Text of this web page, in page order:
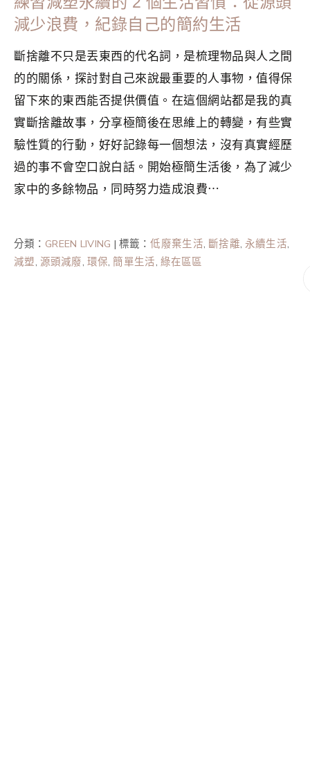
減少浪費，紀錄自己的簡約生活
斷捨離不只是丟東西的代名詞，是梳理物品與人之間
的的關係，探討對自己來說最重要的人事物，值得保
留下來的東西能否提供價值。在這個網站都是我的真
實斷捨離故事，分享極簡後在思維上的轉變，有些實
驗性質的行動，好好記錄每一個想法，沒有真實經歷
過的事不會空口說白話。開始極簡生活後，為了減少
家中的多餘物品，同時努力造成浪費⋯
分類： GREEN LIVING |標籤：低廢棄生活, 斷捨離, 永續生活,
減塑, 源頭減廢, 環保, 簡單生活, 綠在區區